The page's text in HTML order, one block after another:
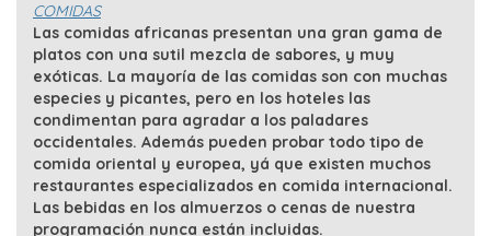
COMIDAS
Las comidas africanas presentan una gran gama de
platos con una sutil mezcla de sabores, y muy
exóticas. La mayoría de las comidas son con muchas
especies y picantes, pero en los hoteles las
condimentan para agradar a los paladares
occidentales. Además pueden probar todo tipo de
comida oriental y europea, yá que existen muchos
restaurantes especializados en comida internacional.
Las bebidas en los almuerzos o cenas de nuestra
programación nunca están incluidas.